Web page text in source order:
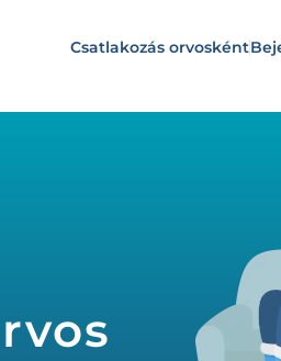
Csatlakozás orvosként